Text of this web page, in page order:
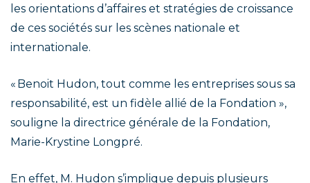
les orientations d’affaires et stratégies de croissance
de ces sociétés sur les scènes nationale et
internationale.
« Benoit Hudon, tout comme les entreprises sous sa
responsabilité, est un fidèle allié de la Fondation »,
souligne la directrice générale de la Fondation,
Marie-Krystine Longpré.
En effet, M. Hudon s’implique depuis plusieurs